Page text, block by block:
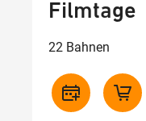
Filmtage
22 Bahnen